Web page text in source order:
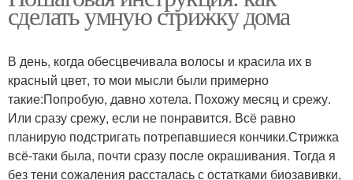
сделать умную стрижку дома
В день, когда обесцвечивала волосы и красила их в
красный цвет, то мои мысли были примерно
такие:Попробую, давно хотела. Похожу месяц и срежу.
Или сразу срежу, если не понравится. Всё равно
планирую подстригать потрепавшиеся кончики.Стрижка
всё-таки была, почти сразу после окрашивания. Тогда я
без тени сожаления рассталась с остатками биозавивки,